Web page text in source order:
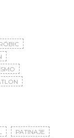
PATINAJE